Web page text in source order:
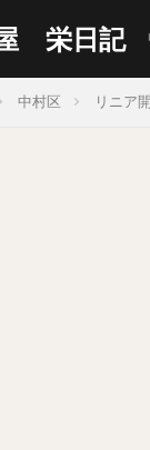
中村区 リニア